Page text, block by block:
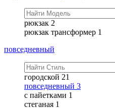
рюкзак 2
рюкзак трансформер 1
повседневный
городской 21
повседневный 3
с пайетками 1
стеганая 1